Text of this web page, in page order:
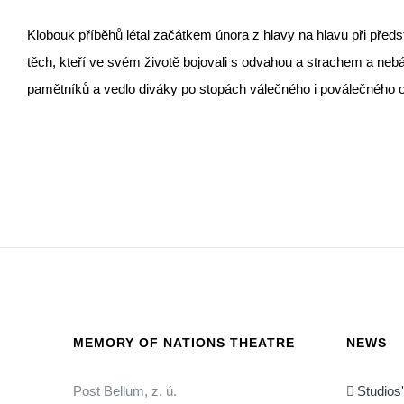
Klobouk příběhů létal začátkem února z hlavy na hlavu při
těch, kteří ve svém životě bojovali s odvahou a strachem a
pamětníků a vedlo diváky po stopách válečného i poválečného
MEMORY OF NATIONS THEATRE
Post Bellum, z. ú.
NEWS